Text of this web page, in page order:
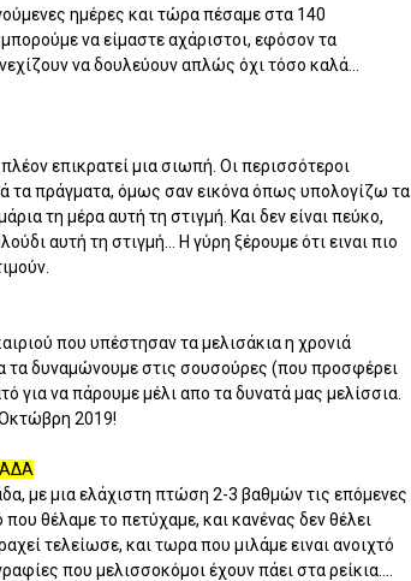
ημέρες και τώρα πέσαμε στα 140
να είμαστε αχάριστοι, εφόσον τα
να δουλεύουν απλώς όχι τόσο καλά...
επικρατεί μια σιωπή. Οι περισσότεροι
τα πράγματα, όμως σαν εικόνα όπως υπολογίζω τα
τη μέρα αυτή τη στιγμή. Και δεν είναι πεύκο,
αυτή τη στιγμή... Η γύρη ξέρουμε ότι ειναι πιο
που υπέστησαν τα μελισάκια η χρονιά
τα δυναμώνουμε στις σουσούρες (που προσφέρει
για να πάρουμε μέλι απο τα δυνατά μας μελίσσια.
Οκτώβρη 2019!
με μια ελάχιστη πτώση 2-3 βαθμών τις επόμενες
θέλαμε το πετύχαμε, και κανένας δεν θέλει
τελείωσε, και τωρα που μιλάμε ειναι ανοιχτό
που μελισσοκόμοι έχουν πάει στα ρείκια....